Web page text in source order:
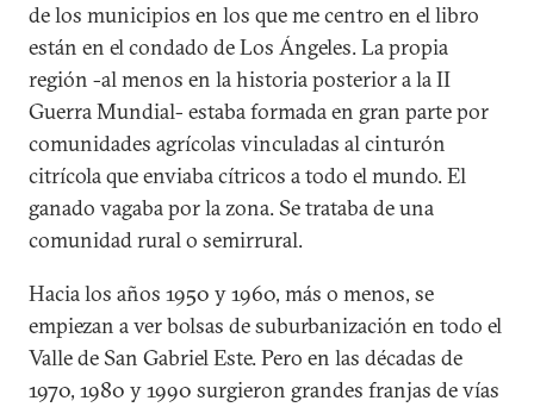
de los municipios en los que me centro en el libro
están en el condado de Los Ángeles. La propia
región -al menos en la historia posterior a la II
Guerra Mundial- estaba formada en gran parte por
comunidades agrícolas vinculadas al cinturón
citrícola que enviaba cítricos a todo el mundo. El
ganado vagaba por la zona. Se trataba de una
comunidad rural o semirrural.
Hacia los años 1950 y 1960, más o menos, se
empiezan a ver bolsas de suburbanización en todo el
Valle de San Gabriel Este. Pero en las décadas de
1970, 1980 y 1990 surgieron grandes franjas de vías